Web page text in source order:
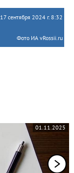
17 сентября 2024 г. 8:32
Фото ИА vRossii.ru
01.11.2025